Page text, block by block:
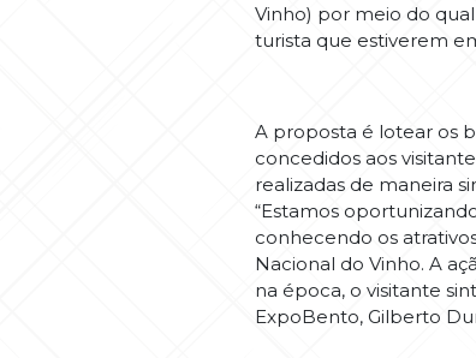
Vinho) por meio do
turista que estiverem
A proposta é lotear os
concedidos aos
realizadas de maneira
“Estamos
conhecendo os
Nacional do Vinho. A
na época, o visitante
ExpoBento, Gilberto